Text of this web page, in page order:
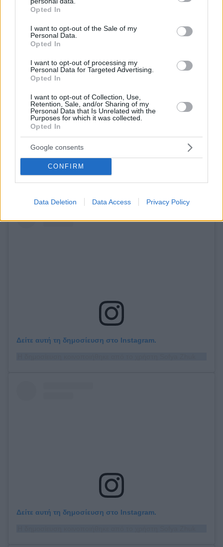
grant or deny consent to Google and its third-party tags to
use your data for below specified purposes in below Google
consent section.
Opted In
I want to opt-out of the Sale of my
Personal Data.
Opted In
I want to opt-out of processing my
Personal Data for Targeted Advertising.
Opted In
I want to opt-out of Collection, Use,
Retention, Sale, and/or Sharing of my
Personal Data that Is Unrelated with the
Purposes for which it was collected.
Opted In
Google consents
CONFIRM
Data Deletion Data Access Privacy Policy
Δείτε αυτή τη δημοσίευση στο Instagram.
Η δημοσίευση κοινοποιήθηκε από το χρήστη Sofya Zhuk (@sofya_zhuk)
Δείτε αυτή τη δημοσίευση στο Instagram.
Δείτε αυτή τη δημοσίευση στο Instagram.